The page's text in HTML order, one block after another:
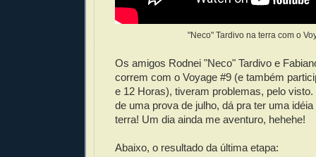
"Neco" Tardivo na terra com o
Os amigos Rodnei "Neco" Tardivo e
correm com o Voyage #9 (e também
e 12 Horas), tiveram problemas, pelo
de uma prova de julho, dá pra ter uma
terra! Um dia ainda me aventuro, hehehe!
Abaixo, o resultado da última etapa: